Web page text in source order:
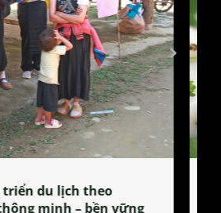
tẻ Phú Nhi – nơi lan
Đoài